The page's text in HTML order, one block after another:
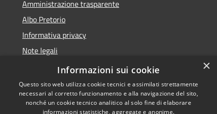
Amministrazione trasparente
Albo Pretorio
Informativa privacy
Note legali
Dichiarazione di accessibilità
×
Informazioni sui cookie
Questo sito web utilizza cookie tecnici e assimilati strettamente
necessari al corretto funzionamento e alla navigazione del sito,
nonché un cookie tecnico analitico al solo fine di elaborare
informazioni statistiche, aggregate e anonime.